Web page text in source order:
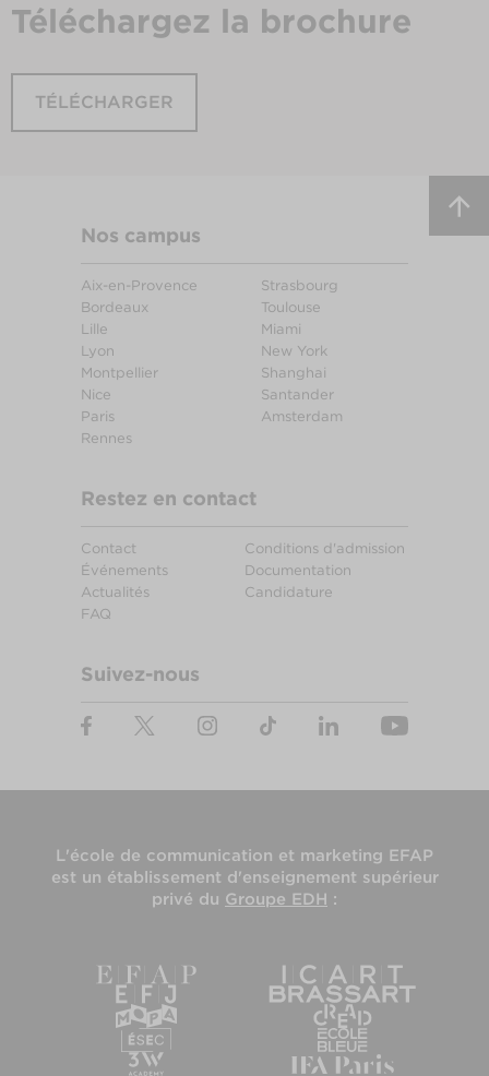
Téléchargez la brochure
TÉLÉCHARGER
Nos campus
Aix-en-Provence
Bordeaux
Lille
Lyon
Montpellier
Nice
Paris
Rennes
Strasbourg
Toulouse
Miami
New York
Shanghai
Santander
Amsterdam
Restez en contact
Contact
Événements
Actualités
FAQ
Conditions d'admission
Documentation
Candidature
Suivez-nous
L'école de communication et marketing EFAP
est un établissement d'enseignement supérieur
privé du Groupe EDH :